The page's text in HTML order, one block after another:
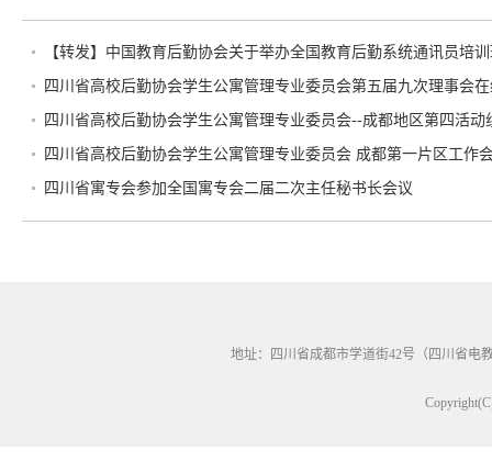
【转发】中国教育后勤协会关于举办全国教育后勤系统通讯员培
四川省高校后勤协会学生公寓管理专业委员会第五届九次理事会
四川省高校后勤协会学生公寓管理专业委员会--成都地区第四活动
四川省高校后勤协会学生公寓管理专业委员会 成都第一片区工作
四川省寓专会参加全国寓专会二届二次主任秘书长会议
地址：四川省成都市学道街42号（四川省